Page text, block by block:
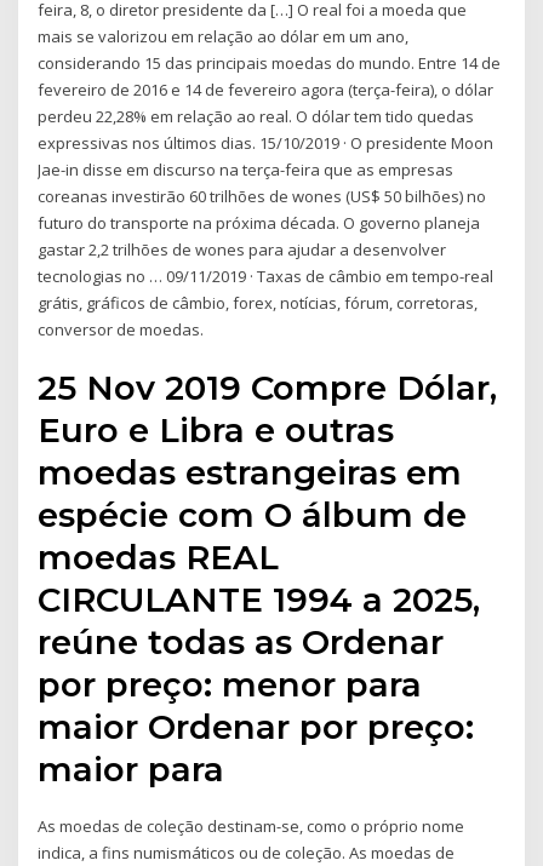
feira, 8, o diretor presidente da […] O real foi a moeda que
mais se valorizou em relação ao dólar em um ano,
considerando 15 das principais moedas do mundo. Entre 14 de
fevereiro de 2016 e 14 de fevereiro agora (terça-feira), o dólar
perdeu 22,28% em relação ao real. O dólar tem tido quedas
expressivas nos últimos dias. 15/10/2019 · O presidente Moon
Jae-in disse em discurso na terça-feira que as empresas
coreanas investirão 60 trilhões de wones (US$ 50 bilhões) no
futuro do transporte na próxima década. O governo planeja
gastar 2,2 trilhões de wones para ajudar a desenvolver
tecnologias no … 09/11/2019 · Taxas de câmbio em tempo-real
grátis, gráficos de câmbio, forex, notícias, fórum, corretoras,
conversor de moedas.
25 Nov 2019 Compre Dólar,
Euro e Libra e outras
moedas estrangeiras em
espécie com O álbum de
moedas REAL
CIRCULANTE 1994 a 2025,
reúne todas as Ordenar
por preço: menor para
maior Ordenar por preço:
maior para
As moedas de coleção destinam-se, como o próprio nome
indica, a fins numismáticos ou de coleção. As moedas de